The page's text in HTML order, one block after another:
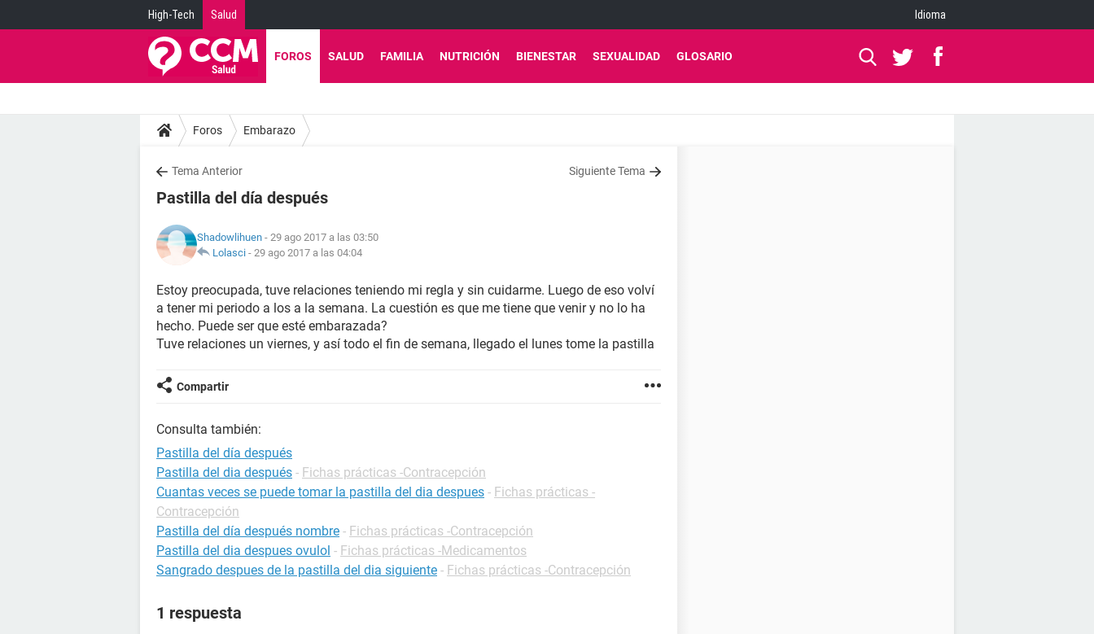
High-Tech Salud Idioma
FOROS SALUD FAMILIA NUTRICIÓN BIENESTAR SEXUALIDAD GLOSARIO
Foros Embarazo
Tema Anterior Siguiente Tema
Pastilla del día después
Shadowlihuen - 29 ago 2017 a las 03:50
Lolasci - 29 ago 2017 a las 04:04
Estoy preocupada, tuve relaciones teniendo mi regla y sin cuidarme. Luego de eso volví
a tener mi periodo a los a la semana. La cuestión es que me tiene que venir y no lo ha
hecho. Puede ser que esté embarazada?
Tuve relaciones un viernes, y así todo el fin de semana, llegado el lunes tome la pastilla
Compartir
Consulta también:
Pastilla del día después
Pastilla del dia después - Fichas prácticas -Contracepción
Cuantas veces se puede tomar la pastilla del dia despues - Fichas prácticas -
Contracepción
Pastilla del día después nombre - Fichas prácticas -Contracepción
Pastilla del dia despues ovulol - Fichas prácticas -Medicamentos
Sangrado despues de la pastilla del dia siguiente - Fichas prácticas -Contracepción
1 respuesta